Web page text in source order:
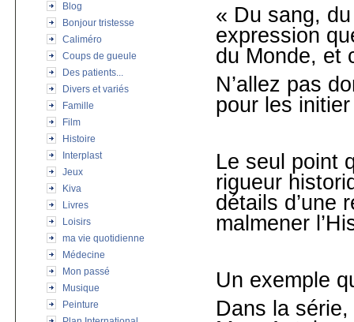
Blog
Bonjour tristesse
Caliméro
Coups de gueule
Des patients...
Divers et variés
Famille
Film
Histoire
Interplast
Jeux
Kiva
Livres
Loisirs
ma vie quotidienne
Médecine
Mon passé
Musique
Peinture
« Du sang,
expression
du Monde, et
N’allez pas
pour les
Le seul point
rigueur
détails d’une
malmener
Un exemple
Dans la